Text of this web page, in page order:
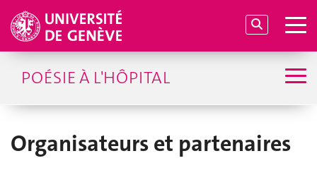
POÉSIE À L'HÔPITAL
Organisateurs et partenaires